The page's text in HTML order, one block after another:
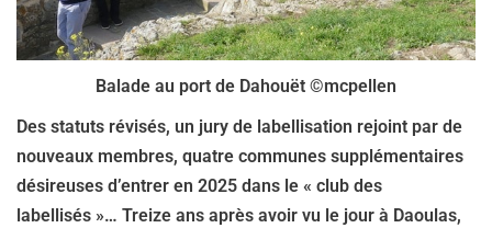
Balade au port de Dahouët ©mcpellen
Des statuts révisés, un jury de labellisation rejoint par de
nouveaux membres, quatre communes supplémentaires
désireuses d’entrer en 2025 dans le « club des
labellisés »… Treize ans après avoir vu le jour à Daoulas,